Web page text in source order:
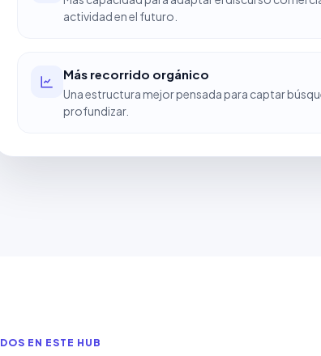
actividad en el futuro.
Más recorrido orgánico
Una estructura mejor pensada para captar
profundizar.
EN ESTE HUB